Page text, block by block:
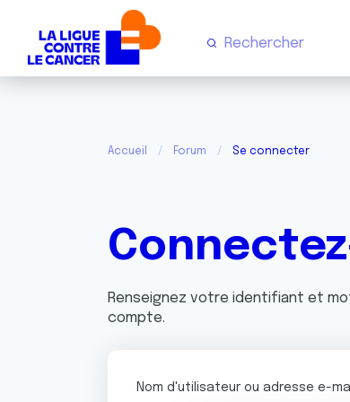
Accueil Forum Se connecter
Renseignez votre identifiant et
compte.
Nom d'utilisateur ou adresse e-